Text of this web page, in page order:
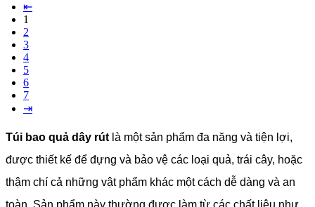
⇤
1
2
3
4
5
6
7
⇥
Túi bao quả dây rút là một sản phẩm đa năng và tiện lợi,
được thiết kế để đựng và bảo vệ các loại quả, trái cây, hoặc
thậm chí cả những vật phẩm khác một cách dễ dàng và an